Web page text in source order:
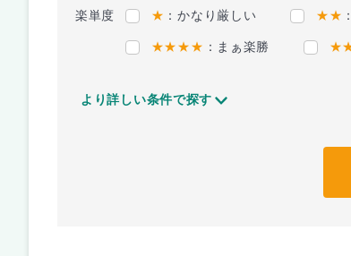
楽単度 ★ ：かなり厳しい ★★
★★★★ ：まぁ楽勝
より詳しい条件で探す